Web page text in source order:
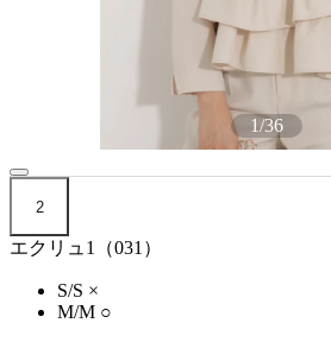
1/36
2
エクリュ1（031）
S/S ×
M/M ○